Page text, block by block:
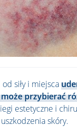
siły i miejsca
przybierać
estetyczne i
skóry.